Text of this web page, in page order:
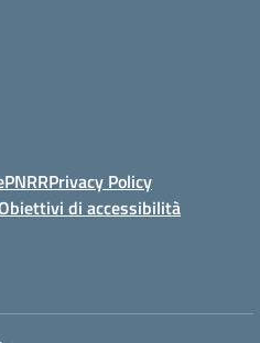
PNRRPrivacy Policy
di accessibilità